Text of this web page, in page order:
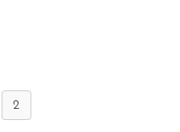
2